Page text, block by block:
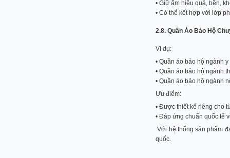
• Giữ ấm hiệu quả, bền,
• Có thể kết hợp với lớp
2.8. Quần Áo Bảo Hộ
Ví dụ:
• Quần áo bảo hộ ngành
• Quần áo bảo hộ ngành
• Quần áo bảo hộ ngành
Ưu điểm:
• Được thiết kế riêng cho
• Đáp ứng chuẩn quốc tế
Với hệ thống sản phẩm
quốc.